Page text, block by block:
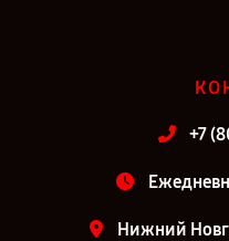
+7
Нижний